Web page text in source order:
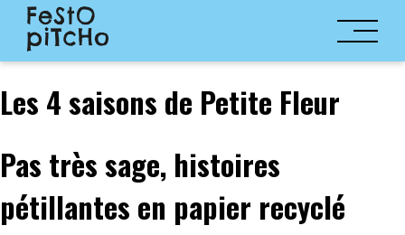
Les 4 saisons de Petite Fleur
Pas très sage, histoires
pétillantes en papier recyclé